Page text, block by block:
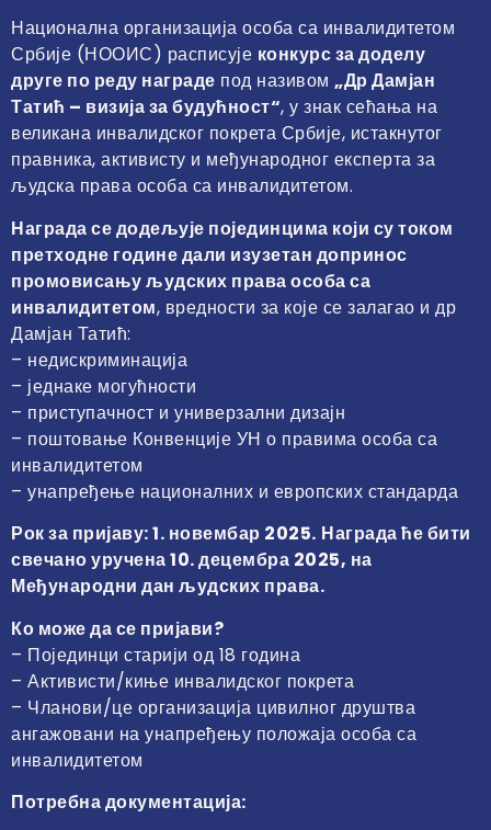
Национална организација особа са инвалидитетом
Србије (НООИС) расписује конкурс за доделу
друге по реду награде под називом „Др Дамјан
Татић – визија за будућност“, у знак сећања на
великана инвалидског покрета Србије, истакнутог
правника, активисту и међународног експерта за
људска права особа са инвалидитетом.
Награда се додељује појединцима који су током
претходне године дали изузетан допринос
промовисању људских права особа са
инвалидитетом, вредности за које се залагао и др
Дамјан Татић:
– недискриминација
– једнаке могућности
– приступачност и универзални дизајн
– поштовање Конвенције УН о правима особа са
инвалидитетом
– унапређење националних и европских стандарда
Рок за пријаву: 1. новембар 2025. Награда ће бити
свечано уручена 10. децембра 2025, на
Међународни дан људских права.
Ко може да се пријави?
– Појединци старији од 18 година
– Активисти/киње инвалидског покрета
– Чланови/це организација цивилног друштва
ангажовани на унапређењу положаја особа са
инвалидитетом
Потребна документација: